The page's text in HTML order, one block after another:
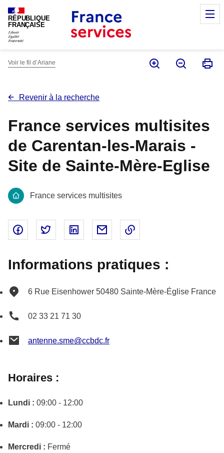
RÉPUBLIQUE
FRANÇAISE
Voir le fil d’Ariane
Revenir à la recherche
France services multisites
de Carentan-les-Marais -
Site de Sainte-Mère-Eglise
France services multisites
Partager sur Facebook - nouvelle fenêtre
Partager sur Twitter - nouvelle fenêtre
Partager sur Linked In - nouvelle
Partager par email - nouvelle
Informations pratiques :
6 Rue Eisenhower 50480 Sainte-Mère-Église France
02 33 21 71 30
antenne.sme@ccbdc.fr
Horaires :
Lundi : 09:00 - 12:00
Mardi : 09:00 - 12:00
Mercredi : Fermé